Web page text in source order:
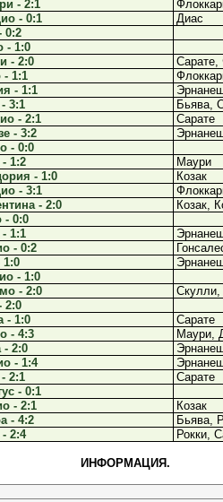
- 2:1
- 0:1
Диас
0:2
- 1:0
- 2:0
Сарате,
- 1:1
- 1:1
3:1
Бьява,
- 2:1
Сарате
- 3:2
- 0:0
1:2
Маури
- 1:0
Козак
- 3:1
- 2:0
Козак,
- 0:0
1:1
- 0:2
1:0
- 1:0
- 2:0
2:0
- 1:0
Сарате
- 4:3
Маури,
- 2:0
- 1:4
2:1
Сарате
- 0:1
- 2:1
Козак
- 4:2
Бьява,
2:4 Рокки,
ИНФОРМАЦИЯ.